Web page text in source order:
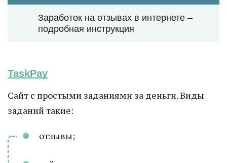
Заработок на отзывах в интернете –
подробная инструкция
TaskPay
Сайт с простыми заданиями за деньги. Виды
заданий такие:
отзывы;